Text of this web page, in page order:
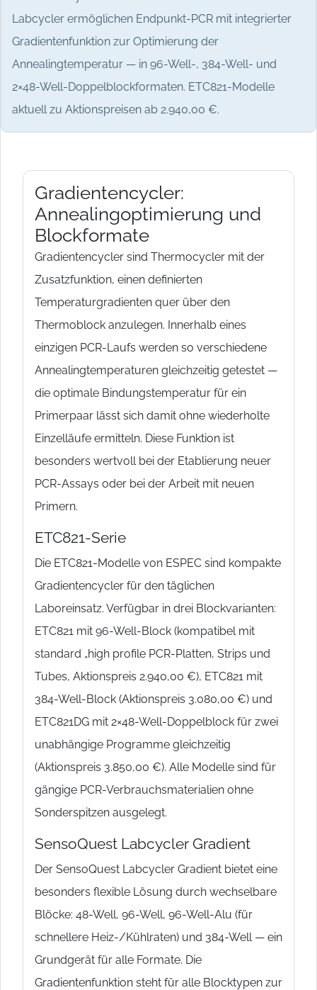
Labcycler ermöglichen Endpunkt-PCR mit integrierter
Gradientenfunktion zur Optimierung der
Annealingtemperatur — in 96-Well-, 384-Well- und
2×48-Well-Doppelblockformaten. ETC821-Modelle
aktuell zu Aktionspreisen ab 2.940,00 €.
Gradientencycler:
Annealingoptimierung und
Blockformate
Gradientencycler sind Thermocycler mit der
Zusatzfunktion, einen definierten
Temperaturgradienten quer über den
Thermoblock anzulegen. Innerhalb eines
einzigen PCR-Laufs werden so verschiedene
Annealingtemperaturen gleichzeitig getestet —
die optimale Bindungstemperatur für ein
Primerpaar lässt sich damit ohne wiederholte
Einzelläufe ermitteln. Diese Funktion ist
besonders wertvoll bei der Etablierung neuer
PCR-Assays oder bei der Arbeit mit neuen
Primern.
ETC821-Serie
Die ETC821-Modelle von ESPEC sind kompakte
Gradientencycler für den täglichen
Laboreinsatz. Verfügbar in drei Blockvarianten:
ETC821 mit 96-Well-Block (kompatibel mit
standard „high profile PCR-Platten, Strips und
Tubes, Aktionspreis 2.940,00 €), ETC821 mit
384-Well-Block (Aktionspreis 3.080,00 €) und
ETC821DG mit 2×48-Well-Doppelblock für zwei
unabhängige Programme gleichzeitig
(Aktionspreis 3.850,00 €). Alle Modelle sind für
gängige PCR-Verbrauchsmaterialien ohne
Sonderspitzen ausgelegt.
SensoQuest Labcycler Gradient
Der SensoQuest Labcycler Gradient bietet eine
besonders flexible Lösung durch wechselbare
Blöcke: 48-Well, 96-Well, 96-Well-Alu (für
schnellere Heiz-/Kühlraten) und 384-Well — ein
Grundgerät für alle Formate. Die
Gradientenfunktion steht für alle Blocktypen zur